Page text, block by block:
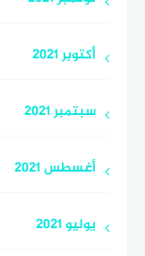
أكتوبر 2021
سبتمبر 2021
أغسطس 2021
يوليو 2021